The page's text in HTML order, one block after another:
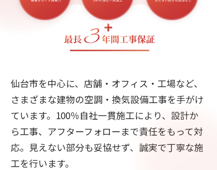
仙台市を中心に、店舗・オフィス・工場など、
さまざまな建物の空調・換気設備工事を手がけ
ています。 100％自社一貫施工により、設計か
ら工事、アフターフォローまで責任をもって対
応。 見えない部分も妥協せず、誠実で丁寧な施
工を行います。